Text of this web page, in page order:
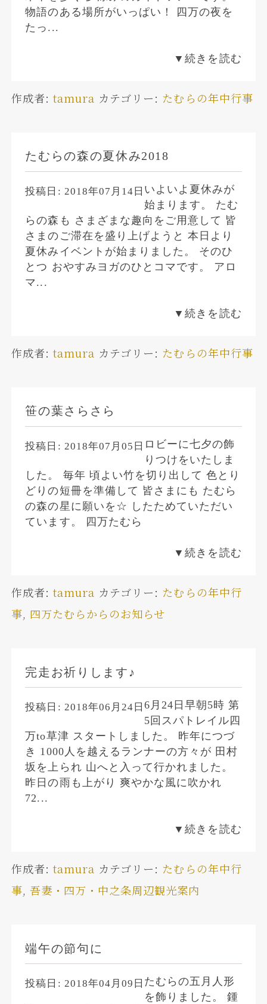
物語のある場所がいっぱい！ 四万の夜を
たっ...
▼続きを読む
作成者: tamura カテゴリー: たむらの年中行事
たむらの森の夏休み2018
投稿日: 2018年07月14日 いよいよ夏休みが
始まります。 たむ
らの森も さまざまな趣向をご用意して 皆
さまのご滞在を盛り上げようと 本日より
夏休みイベントが始まりました。 そのひ
とつ おやすみヨガのひとコマです。 アロ
マ...
▼続きを読む
作成者: tamura カテゴリー: たむらの年中行事
笹の葉さらさら
投稿日: 2018年07月05日 ロビーに七夕の飾
りつけをいたしま
した。 毎年 頃よい竹を切り出して 色とり
どりの短冊を準備して 皆さまにも たむら
の森の星に願いを☆ したためていただい
ています。 四万たむら
▼続きを読む
作成者: tamura カテゴリー: たむらの年中行
事, 四万たむらからのお知らせ
完走お祈りします♪
投稿日: 2018年06月24日6月24日早朝5時 第
5回スパトレイル四
万to草津 スタートしました。 昨年につづ
き 1000人を越えるランナーの方々が 田村
坂を上られ 山へと入って行かれました。
昨日の雨も上がり 爽やかな風に吹かれ
72...
▼続きを読む
作成者: tamura カテゴリー: たむらの年中行
事, 吾妻・四万・中之条周辺観光案内
端午の節句に
投稿日: 2018年04月09日 たむらの五月人形
を飾りました。 鍾